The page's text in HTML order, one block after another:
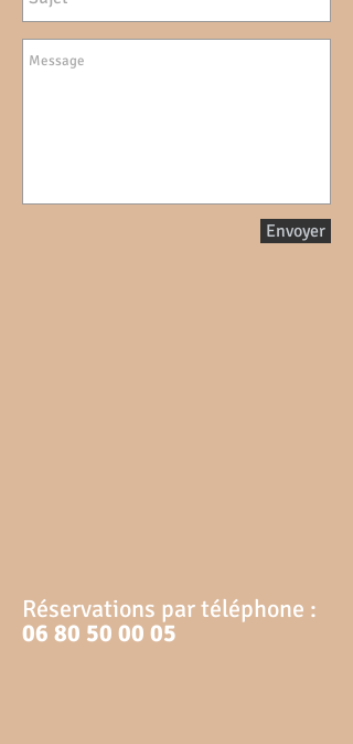
Envoyer
Réservations par téléphone :
06 80 50 00 05